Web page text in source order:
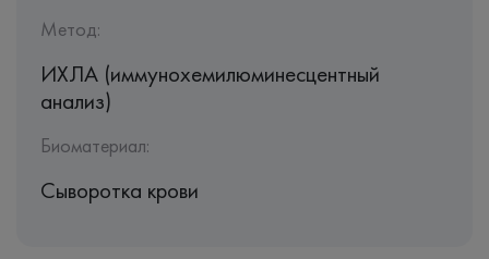
Метод:
ИХЛА (иммунохемилюминесцентный
анализ)
Биоматериал:
Сыворотка крови